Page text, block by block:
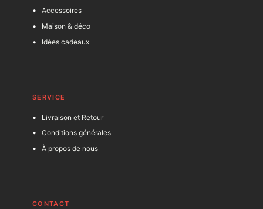
Accessoires
Maison & déco
Idées cadeaux
SERVICE
Livraison et Retour
Conditions générales
À propos de nous
CONTACT